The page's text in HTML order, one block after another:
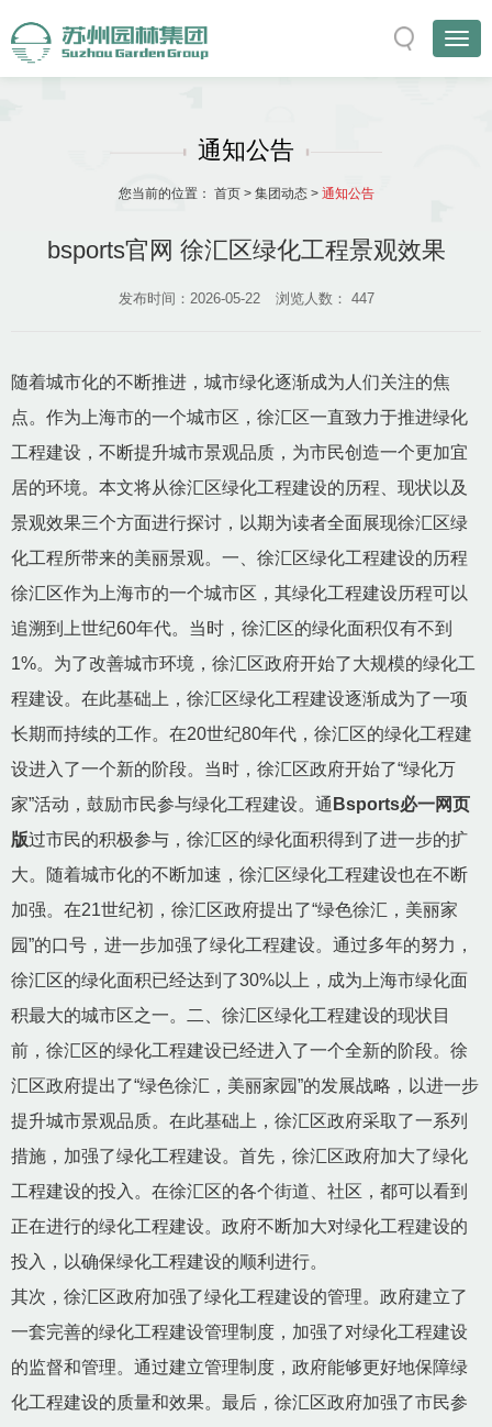
通知公告
您当前的位置： 首页> 集团动态> 通知公告
bsports官网 徐汇区绿化工程景观效果
发布时间：2026-05-22 浏览人数： 447
随着城市化的不断推进，城市绿化逐渐成为人们关注的焦
点。作为上海市的一个城市区，徐汇区一直致力于推进绿化
工程建设，不断提升城市景观品质，为市民创造一个更加宜
居的环境。本文将从徐汇区绿化工程建设的历程、现状以及
景观效果三个方面进行探讨，以期为读者全面展现徐汇区绿
化工程所带来的美丽景观。一、徐汇区绿化工程建设的历程
徐汇区作为上海市的一个城市区，其绿化工程建设历程可以
追溯到上世纪60年代。当时，徐汇区的绿化面积仅有不到
1%。为了改善城市环境，徐汇区政府开始了大规模的绿化工
程建设。在此基础上，徐汇区绿化工程建设逐渐成为了一项
长期而持续的工作。在20世纪80年代，徐汇区的绿化工程建
设进入了一个新的阶段。当时，徐汇区政府开始了“绿化万
家”活动，鼓励市民参与绿化工程建设。通 Bsports必一网页
版过市民的积极参与，徐汇区的绿化面积得到了进一步的扩
大。随着城市化的不断加速，徐汇区绿化工程建设也在不断
加强。在21世纪初，徐汇区政府提出了“绿色徐汇，美丽家
园”的口号，进一步加强了绿化工程建设。通过多年的努力，
徐汇区的绿化面积已经达到了30%以上，成为上海市绿化面
积最大的城市区之一。二、徐汇区绿化工程建设的现状目
前，徐汇区的绿化工程建设已经进入了一个全新的阶段。徐
汇区政府提出了“绿色徐汇，美丽家园”的发展战略，以进一步
提升城市景观品质。在此基础上，徐汇区政府采取了一系列
措施，加强了绿化工程建设。首先，徐汇区政府加大了绿化
工程建设的投入。在徐汇区的各个街道、社区，都可以看到
正在进行的绿化工程建设。政府不断加大对绿化工程建设的
投入，以确保绿化工程建设的顺利进行。
其次，徐汇区政府加强了绿化工程建设的管理。政府建立了
一套完善的绿化工程建设管理制度，加强了对绿化工程建设
的监督和管理。通过建立管理制度，政府能够更好地保障绿
化工程建设的质量和效果。最后，徐汇区政府加强了市民参